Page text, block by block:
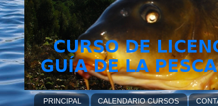
PRINCIPAL CALENDARIO CURSOS